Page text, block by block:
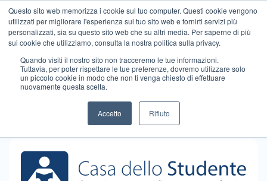
Questo sito web memorizza i cookie sul tuo computer. Questi cookie vengono
utilizzati per migliorare l'esperienza sul tuo sito web e fornirti servizi più
personalizzati, sia su questo sito web che su altri media. Per saperne di più
sui cookie che utilizziamo, consulta la nostra politica sulla privacy.
Quando visiti il ​​nostro sito non tracceremo le tue informazioni.
Tuttavia, per poter rispettare le tue preferenze, dovremo utilizzare solo
un piccolo cookie in modo che non ti venga chiesto di effettuare
nuovamente questa scelta.
Accetto Rifiuto